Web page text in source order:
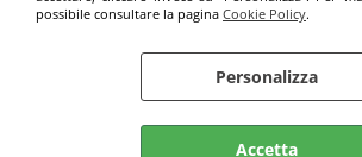
possibile consultare la pagina Cookie Policy.
Personalizza
Accetta
tel.:+393498901346 - 0293291104
P.Iva IT05276960969 - REA :MI1809586
© Cavalli srl
Cookie Policy